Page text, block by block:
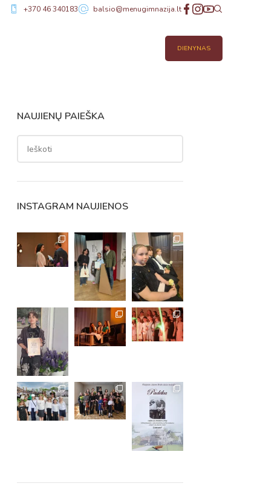
+370 46 340183 balsio@menugimnazija.lt
DIENYNAS
NAUJIENŲ PAIEŠKA
INSTAGRAM NAUJIENOS